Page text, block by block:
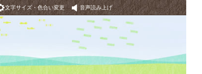
文字サイズ・色合い変更 音声読み上げ